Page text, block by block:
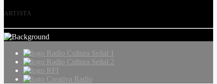
ARTISTA
Radio Cultura Señal 1
Radio Cultura Señal 2
RFI
Creativa Radio